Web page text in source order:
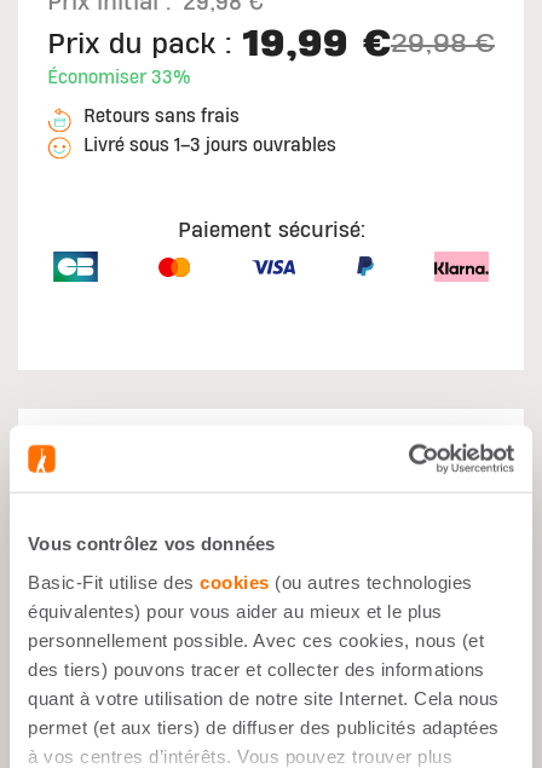
Vous contrôlez vos données
Basic-Fit utilise des cookies (ou autres technologies
équivalentes) pour vous aider au mieux et le plus
personnellement possible. Avec ces cookies, nous (et
des tiers) pouvons tracer et collecter des informations
quant à votre utilisation de notre site Internet. Cela nous
permet (et aux tiers) de diffuser des publicités adaptées
à vos centres d’intérêts. Vous pouvez trouver plus
Prix du pack : 19,99 €Price
29,98 €
to
Économiser 33%
Retours sans frais
Livré sous 1–3 jours ouvrables
Paiement sécurisé:
INCLUS :
SERVIETTE MULTI - 40
X 90 CM
Avantages